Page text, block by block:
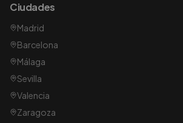
Ciudades
Madrid
Barcelona
Málaga
Sevilla
Valencia
Zaragoza